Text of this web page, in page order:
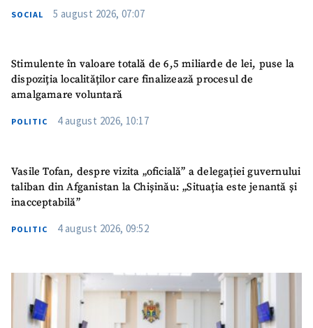
SOCIAL 5 august 2026, 07:07
Stimulente în valoare totală de 6,5 miliarde de lei, puse la
dispoziția localităților care finalizează procesul de
amalgamare voluntară
POLITIC 4 august 2026, 10:17
Vasile Tofan, despre vizita „oficială” a delegației guvernului
taliban din Afganistan la Chișinău: „Situația este jenantă și
inacceptabilă”
POLITIC 4 august 2026, 09:52